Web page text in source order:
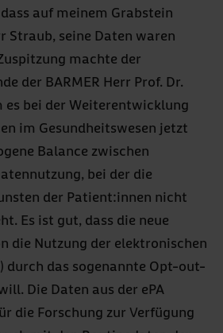
auf meinem Grabstein
Straub, seine Daten waren
machte der
der BARMER Herr Prof. Dr.
bei der Weiterentwicklung
im Gesundheitswesen jetzt
Balance zwischen
bei der die
der Patient:innen nicht
Es ist gut, dass die neue
die Nutzung der elektronischen
durch das sogenannte Opt-out-
Die Daten aus der ePA
die Forschung zur Verfügung